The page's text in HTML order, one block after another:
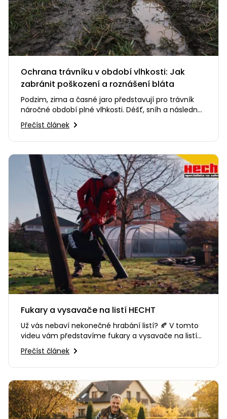
Ochrana trávníku v období vlhkosti: Jak
zabránit poškození a roznášení bláta
Podzim, zima a časné jaro představují pro trávník
náročné období plné vlhkosti. Déšť, sníh a následné
oblevy způsobují…
Přečíst článek
Fukary a vysavače na listí HECHT
Už vás nebaví nekonečné hrabání listí? 🍂 V tomto
videu vám představíme fukary a vysavače na listí
HECHT. Ať už hledáte…
Přečíst článek